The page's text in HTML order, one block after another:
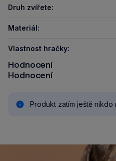
Druh zvířete:
Materiál:
Vlastnost hračky:
Hodnocení
Hodnocení
Produkt zatím ještě nikdo